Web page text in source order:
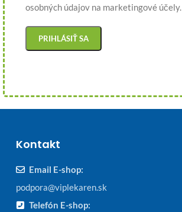
osobných údajov na marketingové účely.
Kontakt
Email E-shop:
podpora@viplekaren.sk
Telefón E-shop: